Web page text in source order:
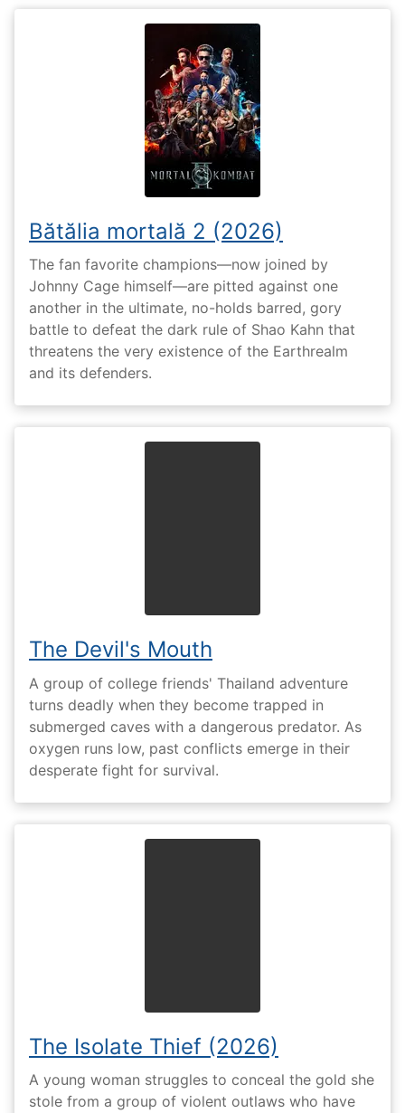
Bătălia mortală 2 (2026)
The fan favorite champions—now joined by
Johnny Cage himself—are pitted against one
another in the ultimate, no-holds barred, gory
battle to defeat the dark rule of Shao Kahn that
threatens the very existence of the Earthrealm
and its defenders.
The Devil's Mouth
A group of college friends' Thailand adventure
turns deadly when they become trapped in
submerged caves with a dangerous predator. As
oxygen runs low, past conflicts emerge in their
desperate fight for survival.
The Isolate Thief (2026)
A young woman struggles to conceal the gold she
stole from a group of violent outlaws who have